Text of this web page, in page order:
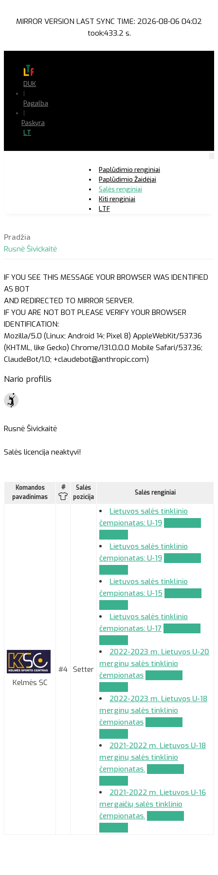
MIRROR VERSION LAST SYNC TIME: 2026-08-06 04:02
took:433.2 s.
DUK
|
Pagalba
|
Paskyra
LT
Paplūdimio renginiai
Paplūdimio Žaidėjai
Salės renginiai
Kiti renginiai
LTF
Pradžia
Rusnė Šivickaitė
IF YOU SEE THIS MESSAGE YOUR BROWSER WAS IDENTIFIED
AS BOT
AND REDIRECTED TO MIRROR SERVER.
IF YOU ARE NOT BOT PLEASE VERIFY YOUR BROWSER
IDENTIFICATION:
Mozilla/5.0 (Linux; Android 14; Pixel 8) AppleWebKit/537.36
(KHTML, like Gecko) Chrome/131.0.0.0 Mobile Safari/537.36;
ClaudeBot/1.0; +claudebot@anthropic.com)
Nario profilis
Rusnė Šivickaitė
Salės licencija neaktyvi!
Komandos
pavadinimas
#
Salės
pozicija
Salės renginiai
Kelmės SC
#4 Setter
Lietuvos salės tinklinio
čempionatas: U-19
Lietuvos salės tinklinio
čempionatas: U-19
Lietuvos salės tinklinio
čempionatas: U-15
Lietuvos salės tinklinio
čempionatas: U-17
2022-2023 m. Lietuvos U-20
merginų salės tinklinio
čempionatas
2022-2023 m. Lietuvos U-18
merginų salės tinklinio
čempionatas
2021-2022 m. Lietuvos U-18
merginų salės tinklinio
čempionatas.
2021-2022 m. Lietuvos U-16
mergaičių salės tinklinio
čempionatas.